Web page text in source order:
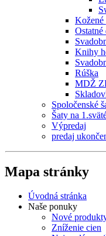
Kožené
Knihy
Rúška
MDŽ
Spoločenské
Šaty na
Výpredaj
predaj
Mapa stránky
Úvodná stránka
Naše ponuky
Nové
Zníženie cien